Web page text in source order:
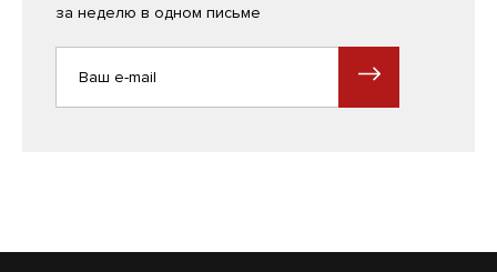
за неделю в одном письме